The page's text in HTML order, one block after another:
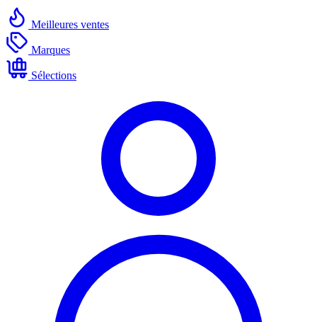
Meilleures ventes
Marques
Sélections